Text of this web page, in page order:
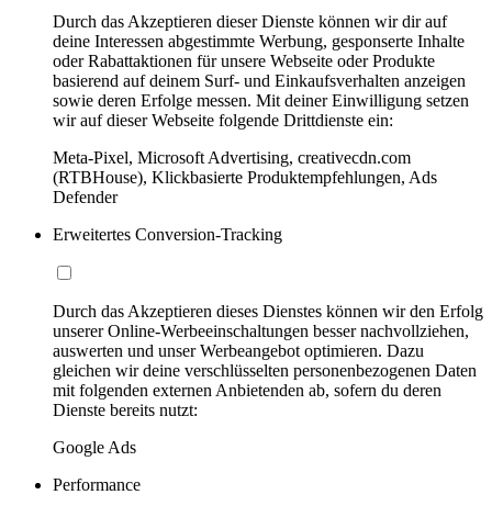
Durch das Akzeptieren dieser Dienste können wir dir auf
deine Interessen abgestimmte Werbung, gesponserte Inhalte
oder Rabattaktionen für unsere Webseite oder Produkte
basierend auf deinem Surf- und Einkaufsverhalten anzeigen
sowie deren Erfolge messen. Mit deiner Einwilligung setzen
wir auf dieser Webseite folgende Drittdienste ein:
Meta-Pixel, Microsoft Advertising, creativecdn.com
(RTBHouse), Klickbasierte Produktempfehlungen, Ads
Defender
Erweitertes Conversion-Tracking
Durch das Akzeptieren dieses Dienstes können wir den Erfolg
unserer Online-Werbeeinschaltungen besser nachvollziehen,
auswerten und unser Werbeangebot optimieren. Dazu
gleichen wir deine verschlüsselten personenbezogenen Daten
mit folgenden externen Anbietenden ab, sofern du deren
Dienste bereits nutzt:
Google Ads
Performance